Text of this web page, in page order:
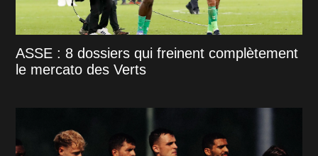
ASSE : 8 dossiers qui freinent complètement
le mercato des Verts